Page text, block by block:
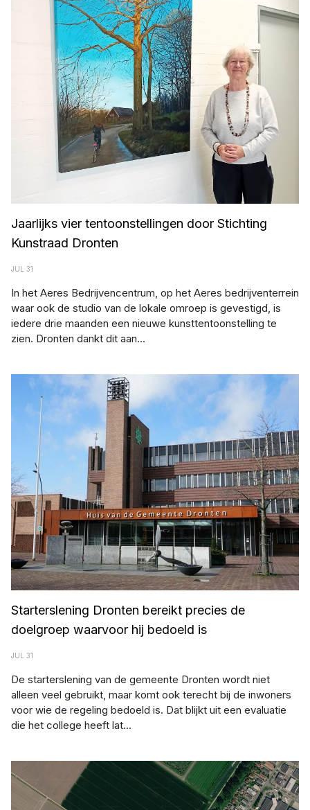
Jaarlijks vier tentoonstellingen door Stichting
Kunstraad Dronten
JUL 31
In het Aeres Bedrijvencentrum, op het Aeres bedrijventerrein
waar ook de studio van de lokale omroep is gevestigd, is
iedere drie maanden een nieuwe kunsttentoonstelling te
zien. Dronten dankt dit aan...
Gemeente Dronten
Starterslening Dronten bereikt precies de
doelgroep waarvoor hij bedoeld is
JUL 31
De starterslening van de gemeente Dronten wordt niet
alleen veel gebruikt, maar komt ook terecht bij de inwoners
voor wie de regeling bedoeld is. Dat blijkt uit een evaluatie
die het college heeft lat...
Gemeente zet hoger beroep door in zaak verkoop voormalig
gronddepot Rendierweg